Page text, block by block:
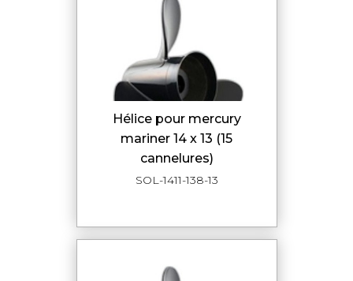
hélice pour mercury
mariner 14 x 13 (15
cannelures)
SOL-1411-138-13